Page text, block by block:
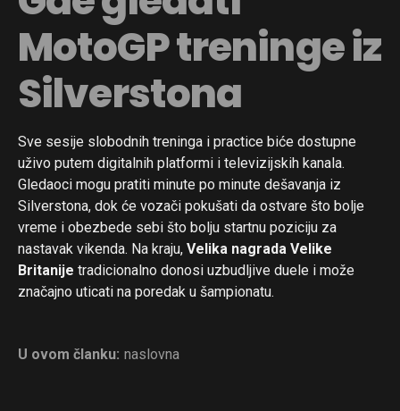
MotoGP treninge iz
Silverstona
Sve sesije slobodnih treninga i practice biće dostupne
uživo putem digitalnih platformi i televizijskih kanala.
Gledaoci mogu pratiti minute po minute dešavanja iz
Silverstona, dok će vozači pokušati da ostvare što bolje
vreme i obezbede sebi što bolju startnu poziciju za
nastavak vikenda. Na kraju, Velika nagrada Velike
Britanije tradicionalno donosi uzbudljive duele i može
značajno uticati na poredak u šampionatu.
U ovom članku: naslovna